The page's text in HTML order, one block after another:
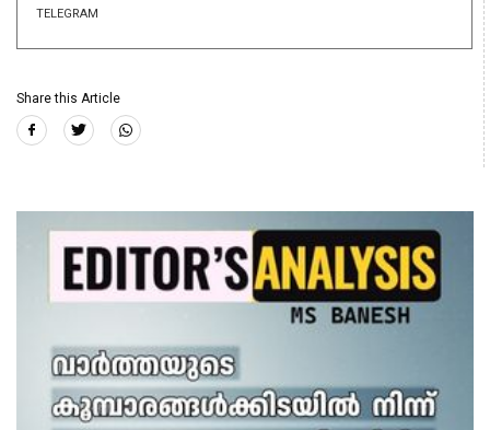
TELEGRAM
Share this Article